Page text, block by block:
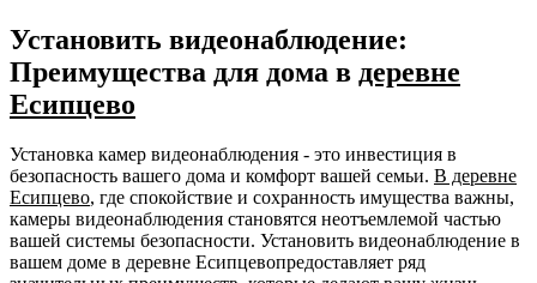
Установить видеонаблюдение:
Преимущества для дома в деревне
Есипцево
Установка камер видеонаблюдения - это инвестиция в
безопасность вашего дома и комфорт вашей семьи. В деревне
Есипцево, где спокойствие и сохранность имущества важны,
камеры видеонаблюдения становятся неотъемлемой частью
вашей системы безопасности. Установить видеонаблюдение в
вашем доме в деревне Есипцевопредоставляет ряд